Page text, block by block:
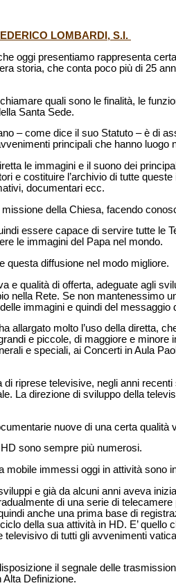
LOMBARDI, S.I.
oggi presentiamo rappresenta
storia, che conta poco più di 25
quali sono le finalità, le
Santa Sede.
– come dice il suo Statuto – è di
principali che hanno luogo
le immagini e il suono dei
e costituire l’archivio di tutte
documentari ecc.
della Chiesa, facendo
essere capace di servire tutte le
le immagini del Papa nel mondo.
questa diffusione nel modo migliore.
e qualità di offerta, adeguate agli
nella Rete. Se non mantenessimo
immagini e quindi del messaggio
allargato molto l’uso della diretta,
e piccole, di maggiore e minore
e speciali, ai Concerti in Aula
di riprese televisive, negli anni
La direzione di sviluppo della
nuove di una certa qualità
sono sempre più numerosi.
mobile immessi oggi in attività sono
e già da alcuni anni aveva
di una serie di
anche una prima base di
della sua attività in HD. E’
televisivo di tutti gli avvenimenti
il segnale delle
Alta Definizione.